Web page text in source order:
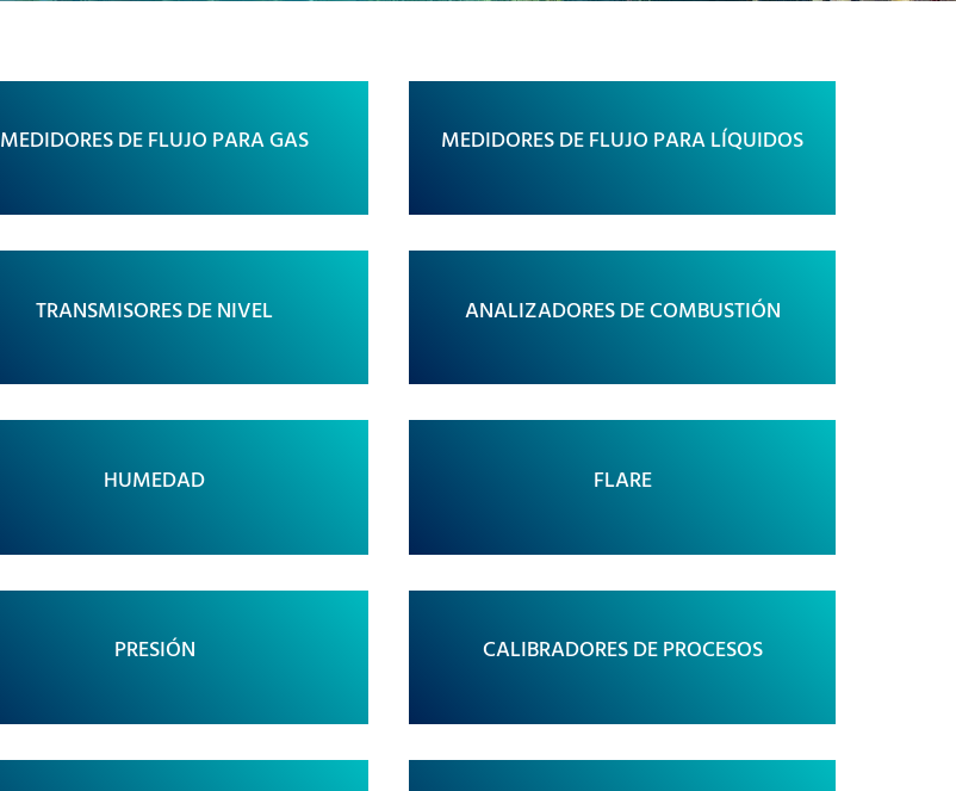
MEDIDORES DE FLUJO PARA GAS MEDIDORES DE FLUJO PARA LÍQUIDOS
TRANSMISORES DE NIVEL ANALIZADORES DE COMBUSTIÓN
HUMEDAD FLARE
PRESIÓN CALIBRADORES DE PROCESOS